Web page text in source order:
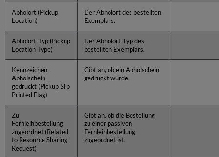
Abholort (Pickup
Location)
Der Abholort des bestellten
Exemplars.
Abholort-Typ (Pickup
Location Type)
Der Abholort-Typ des
bestellten Exemplars.
Kennzeichen
Abholschein
gedruckt (Pickup Slip
Printed Flag)
Gibt an, ob ein Abholschein
gedruckt wurde.
Zu
Fernleihbestellung
zugeordnet (Related
to Resource Sharing
Request)
Gibt an, ob die Bestellung
zu einer passiven
Fernleihbestellung
zugeordnet ist.